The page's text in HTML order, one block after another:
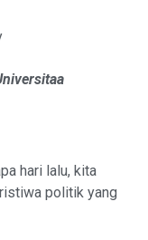
hari lalu, kita
politik yang